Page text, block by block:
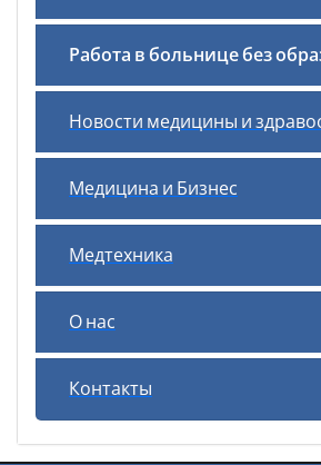
Работа в больнице без
Новости медицины и
Медицина и Бизнес
Медтехника
О нас
Контакты